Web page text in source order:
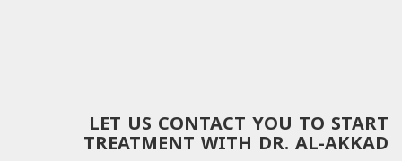
LET US CONTACT YOU TO START
TREATMENT WITH DR. AL-AKKAD